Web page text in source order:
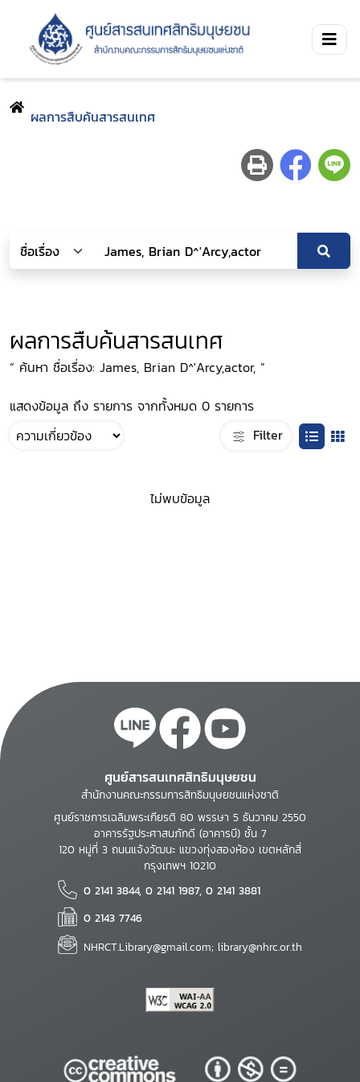
ผลการสืบค้นสารสนเทศ
ผลการสืบค้นสารสนเทศ
“ ค้นหา ชื่อเรื่อง: James, Brian D^'Arcy,actor, ”
แสดงข้อมูล ถึง รายการ จากทั้งหมด 0 รายการ
Filter
ไม่พบข้อมูล
ศูนย์สารสนเทศสิทธิมนุษยชน
สำนักงานคณะกรรมการสิทธิมนุษยชนแห่งชาติ
ศูนย์ราชการเฉลิมพระเกียรติ 80 พรรษา 5 ธันวาคม 2550
อาคารรัฐประศาสนภักดี (อาคารบี) ชั้น 7
120 หมู่ที่ 3 ถนนแจ้งวัฒนะ แขวงทุ่งสองห้อง เขตหลักสี่
กรุงเทพฯ 10210
0 2141 3844, 0 2141 1987, 0 2141 3881
0 2143 7746
NHRCT.Library@gmail.com; library@nhrc.or.th